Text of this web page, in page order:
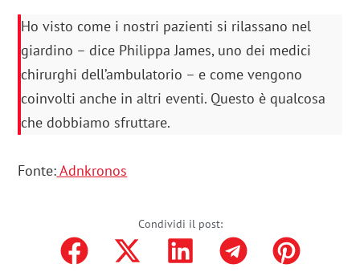
Ho visto come i nostri pazienti si rilassano nel
giardino – dice Philippa James, uno dei medici
chirurghi dell’ambulatorio – e come vengono
coinvolti anche in altri eventi. Questo è qualcosa
che dobbiamo sfruttare.
Fonte:Adnkronos
Condividi il post: